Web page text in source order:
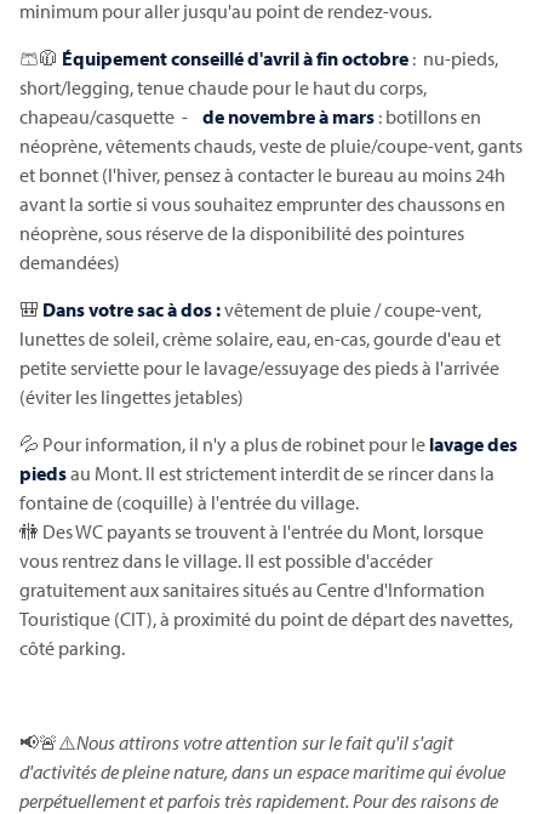
Découverte de l'îlot de Tombelaine 7 km - départ du
Mont
Du Bec d'Andaine à Tombelaine 8 km
Petite balade autour du Mont Saint-Michel 3 km
minimum pour aller jusqu'au point de rendez-vous.
🩳🧥 Équipement conseilléd'avril à fin octobre : nu-pieds,
short/legging, tenue chaude pour le haut du corps,
chapeau/casquette - de novembre à mars : botillons en
néoprène, vêtements chauds, veste de pluie/coupe-vent, gants
et bonnet (l'hiver, pensez à contacter le bureau au moins 24h
avant la sortie si vous souhaitez emprunter des chaussons en
néoprène, sous réserve de la disponibilité des pointures
demandées)
🎒 Dans votre sac à dos :vêtement de pluie / coupe-vent,
lunettes de soleil, crème solaire, eau, en-cas, gourde d'eau et
petite serviette pour le lavage/essuyage des pieds à l'arrivée
(éviter les lingettes jetables)
💦 Pour information, il n'y a plus de robinet pour le lavage des
piedsau Mont. Il est strictement interdit de se rincer dans la
fontaine de (coquille) à l'entrée du village.
🚻 Des WC payants se trouvent à l'entrée du Mont, lorsque
vous rentrez dans le village. Il est possible d'accéder
gratuitement aux sanitaires situés au Centre d'Information
Touristique (CIT), à proximité du point de départ des navettes,
côté parking.
📢🚨⚠️Nous attirons votre attention sur le fait qu'il s'agit
d'activités de pleine nature, dans un espace maritime qui évolue
perpétuellement et parfois très rapidement. Pour des raisons de